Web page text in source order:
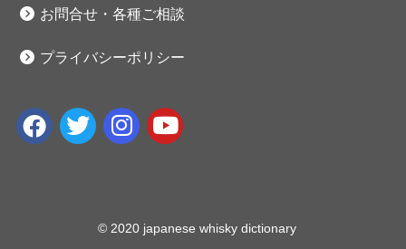
お問合せ・各種ご相談
プライバシーポリシー
© 2020 japanese whisky dictionary